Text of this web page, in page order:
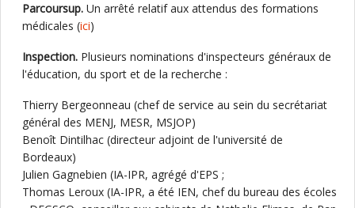
Parcoursup. Un arrêté relatif aux attendus des formations
médicales (ici)
Inspection. Plusieurs nominations d'inspecteurs généraux de
l'éducation, du sport et de la recherche :
Thierry Bergeonneau (chef de service au sein du secrétariat
général des MENJ, MESR, MSJOP)
Benoît Dintilhac (directeur adjoint de l'université de
Bordeaux)
Julien Gagnebien (IA-IPR, agrégé d'EPS ;
Thomas Leroux (IA-IPR, a été IEN, chef du bureau des écoles